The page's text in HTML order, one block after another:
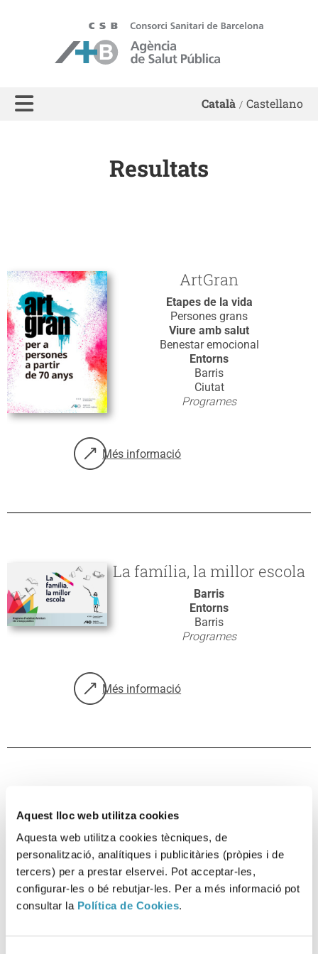
Aquest lloc web utilitza cookies
Aquesta web utilitza cookies tècniques, de
personalització, analítiques i publicitàries (pròpies i de
tercers) per a prestar elservei. Pot acceptar-les,
configurar-les o bé rebutjar-les. Per a més informació pot
consultar la Política de Cookies.
ASPB - Agència de Salut Pública de Barcelona
Català Castellano
Resultats
ArtGran
Etapes de la vida
Persones grans
Viure amb salut
Benestar emocional
Entorns
Barris
Ciutat
Programes
Més informació
sobre: ArtGran
La família, la millor escola
Barris
Entorns
Barris
Programes
Més informació
sobre: La família, la millor escola
Mou-te! Sis potes millor
que dues!
Viure amb salut
Activitat física
Entorns
Barris